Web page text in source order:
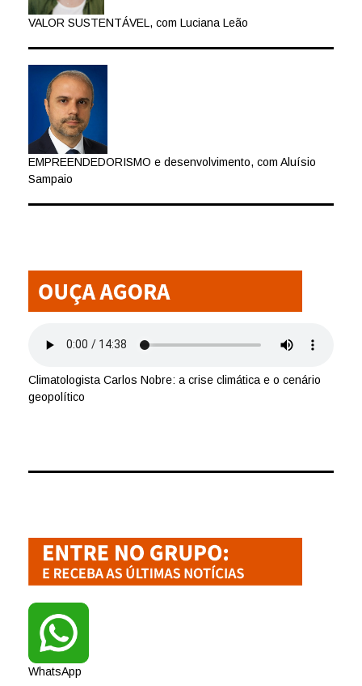
VALOR SUSTENTÁVEL, com Luciana Leão
EMPREENDEDORISMO e desenvolvimento, com Aluísio
Sampaio
Climatologista Carlos Nobre: a crise climática e o cenário
geopolítico
WhatsApp